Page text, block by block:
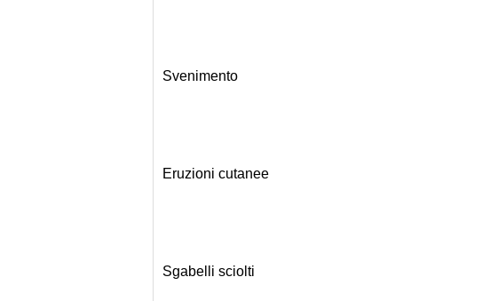
Svenimento
Eruzioni cutanee
Sgabelli sciolti